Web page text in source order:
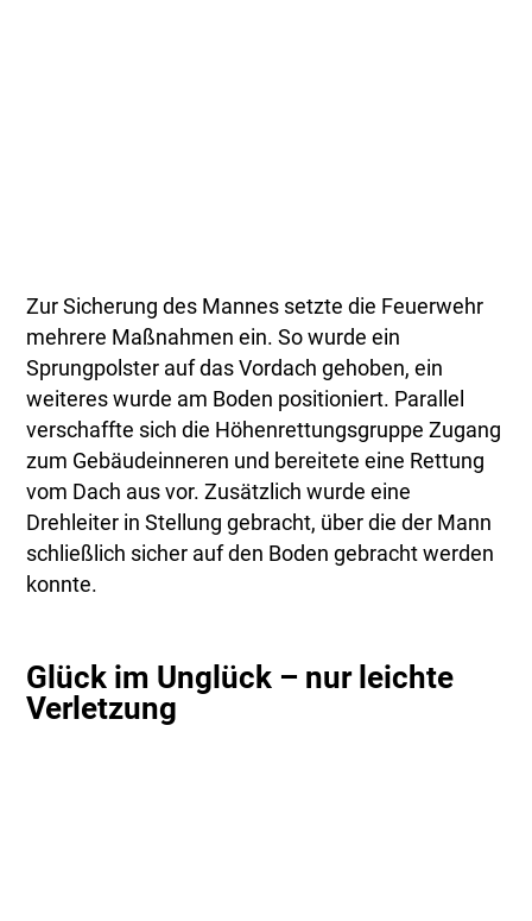
Zur Sicherung des Mannes setzte die Feuerwehr
mehrere Maßnahmen ein. So wurde ein
Sprungpolster auf das Vordach gehoben, ein
weiteres wurde am Boden positioniert. Parallel
verschaffte sich die Höhenrettungsgruppe Zugang
zum Gebäudeinneren und bereitete eine Rettung
vom Dach aus vor. Zusätzlich wurde eine
Drehleiter in Stellung gebracht, über die der Mann
schließlich sicher auf den Boden gebracht werden
konnte.
Glück im Unglück – nur leichte
Verletzung